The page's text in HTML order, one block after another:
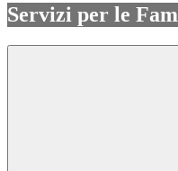
Servizi per le